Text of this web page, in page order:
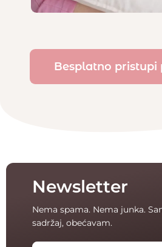
Besplatno pristupi
Newsletter
Nema spama. Nema junka.
sadržaj, obećavam.